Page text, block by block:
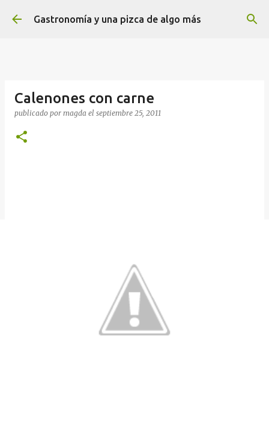
Ir al contenido principal
Gastronomía y una pizca de algo más
Calenones con carne
publicado por magda el septiembre 25, 2011